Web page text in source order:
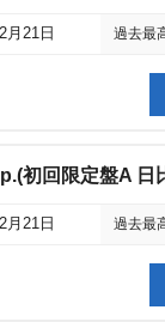
月21日 過去最
初回限定盤A
月21日 過去最